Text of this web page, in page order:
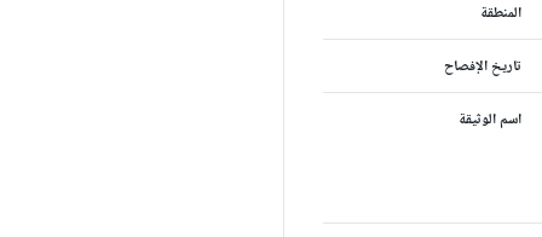
المنطقة
تاريخ الإفصاح
اسم الوثيقة